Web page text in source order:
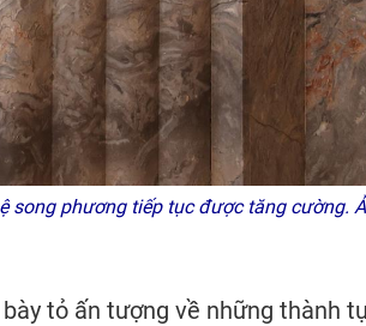
song phương tiếp tục được tăng cường.
tỏ ấn tượng về những thành